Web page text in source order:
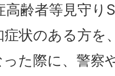
高齢者等見守
状のある方を
た際に、警察